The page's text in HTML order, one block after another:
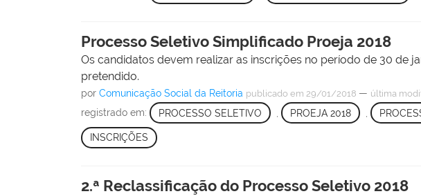
Processo Seletivo Simplificado Proeja 2018
Os candidatos devem realizar as inscrições no período de 30 de
pretendido.
porComunicação Social da Reitoria publicado em 29/01/2018 — última
registrado em: PROCESSO SELETIVO PROEJA 2018
INSCRIÇÕES
2.ª Reclassificação do Processo Seletivo 2018